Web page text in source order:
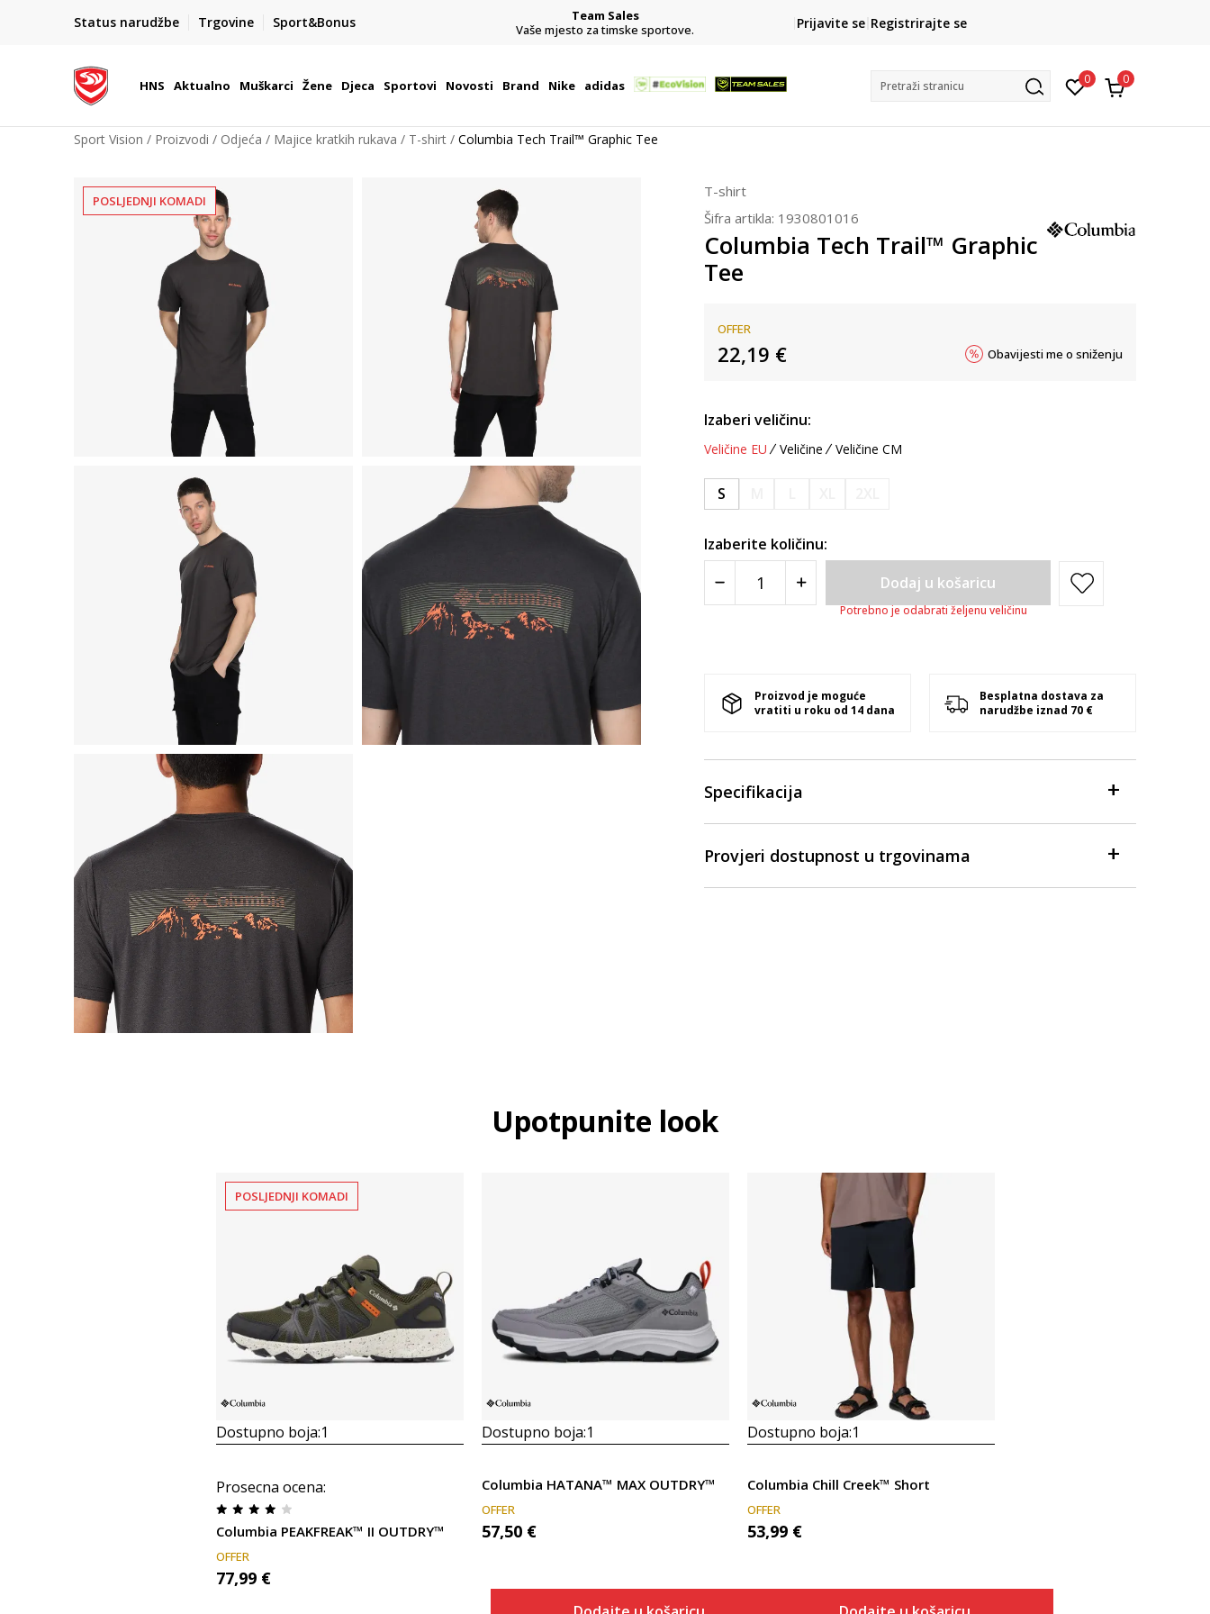
Status narudžbe Trgovine Sport&Bonus
BOX NOW
Dostava 1,50 €
| Više od 800 paketomata u Hrvatskoj
Team Sales
Vaše mjesto za timske sportove.
CLICK& COLLECT
besplatno preuzimanje u trgovini
Prijavite se Registrirajte se
HNS Aktualno Muškarci Žene Djeca Sportovi Novosti Brand Nike adidas Pretraži stranicu 0 0
Sport Vision Proizvodi Odjeća Majice kratkih rukava T-shirt Columbia Tech Trail™ Graphic Tee
POSLJEDNJI KOMADI
T-shirt
Šifra artikla: 1930801016
Columbia Tech Trail™ Graphic
Tee
OFFER
22,19 € Obavijesti me o sniženju
Izaberi veličinu:
Veličine EU Veličine Veličine CM
S
Izaberite količinu:
Dodaj u košaricu
Potrebno je odabrati željenu veličinu
Proizvod je moguće
vratiti u roku od 14 dana
Besplatna dostava za
narudžbe iznad 70 €
Specifikacija
Provjeri dostupnost u trgovinama
Upotpunite look
POSLJEDNJI KOMADI
Dostupno boja:1
Prosecna ocena:
Columbia PEAKFREAK™ II OUTDRY™
OFFER
77,99 €
Dostupno boja:1
Columbia HATANA™ MAX OUTDRY™
OFFER
57,50 €
Dostupno boja:1
Columbia Chill Creek™ Short
OFFER
53,99 €